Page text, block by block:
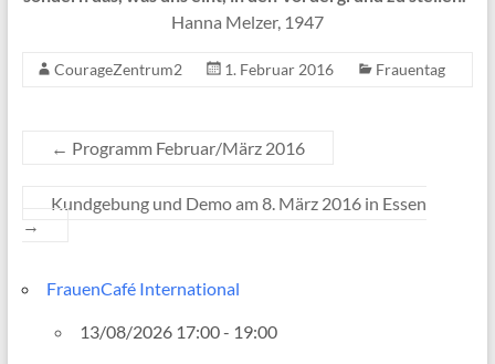
Hanna Melzer, 1947
CourageZentrum2 1. Februar 2016 Frauentag
← Programm Februar/März 2016
Kundgebung und Demo am 8. März 2016 in Essen
→
FrauenCafé International
13/08/2026 17:00 - 19:00